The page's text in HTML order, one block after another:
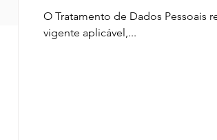
O Tratamento de Dados Pessoais
vigente aplicável,...